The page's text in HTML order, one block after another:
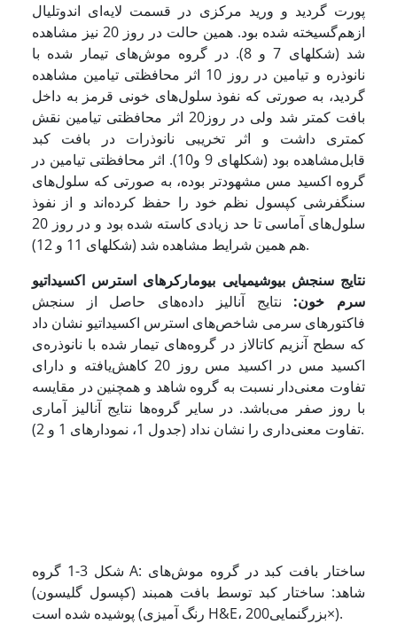
پورت گردید و ورید مرکزی در قسمت لایه‌ای اندوتلیال
ازهم‌گسیخته شده بود. همین حالت در روز 20 نیز مشاهده
شد (شکل­های 7 و 8). در گروه موش‌های تیمار شده با
نانوذره و تیامین در روز 10 اثر محافظتی تیامین مشاهده
گردید، به صورتی که نفوذ سلول‌های خونی قرمز به داخل
بافت کمتر شد ولی در روز20 اثر محافظتی تیامین نقش
کمتری داشت و اثر تخریبی نانوذرات در بافت کبد
قابل‌مشاهده بود (شکل­های 9 و10). اثر محافظتی تیامین در
گروه اکسید مس مشهودتر بوده، به صورتی که سلول‌های
سنگفرشی کپسول نظم خود را حفظ کرده‌اند و از نفوذ
سلول‌های آماسی تا حد زیادی کاسته شده بود و در روز 20
هم همین شرایط مشاهده شد (شکل­های 11 و 12).
نتایج سنجش بیوشیمیایی بیومارکرهای استرس اکسیداتیو
سرم خون: نتایج آنالیز داده‌های حاصل از سنجش
فاکتورهای سرمی شاخص‌های استرس اکسیداتیو نشان داد
که سطح آنزیم کاتالاز در گروه‌های تیمار شده با نانوذره‌ی
اکسید مس در اکسید مس روز 20 کاهش‌یافته و دارای
تفاوت معنی‌دار نسبت به گروه شاهد و همچنین در مقایسه
با روز صفر می‌باشد. در سایر گروه‌ها نتایج آنالیز آماری
تفاوت معنی‌داری را نشان نداد (جدول 1، نمودارهای 1 و 2).
شکل 3-1 گروه A: ساختار بافت کبد در گروه موش‌های
شاهد: ساختار کبد توسط بافت همبند (کپسول گلیسون)
پوشیده شده است (رنگ آمیزی H&E، بزرگنمایی200×).